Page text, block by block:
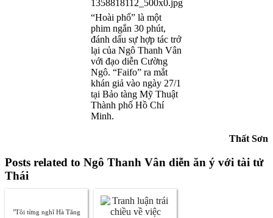
“Hoài phố” là một
phim ngắn 30 phút,
đánh dấu sự hợp tác trở
lại của Ngô Thanh Vân
với đạo diễn Cường
Ngô. “Faifo” ra mắt
khán giả vào ngày 27/1
tại Bảo tàng Mỹ Thuật
Thành phố Hồ Chí
Minh.
Thất Sơn
Posts related to Ngô Thanh Vân diễn ăn ý với tài tử
Thái
"Tôi từng nghĩ Hà Tăng